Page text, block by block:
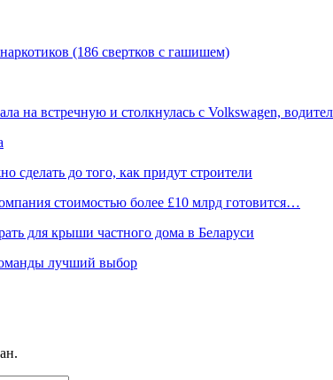
(186 свертков с гашишем)
на встречную и столкнулась с Volkswagen,
сделать до того, как придут строители
стоимостью более £10 млрд готовится…
для крыши частного дома в Беларуси
лучший выбор